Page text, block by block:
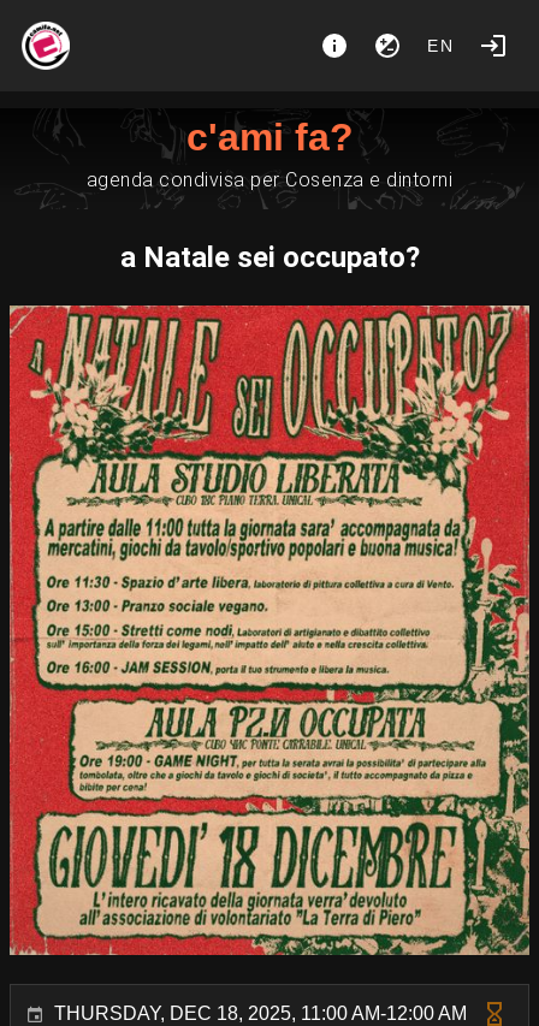
EN
c'ami fa?
agenda condivisa per Cosenza e dintorni
a Natale sei occupato?
THURSDAY, DEC 18, 2025, 11:00 AM-12:00 AM